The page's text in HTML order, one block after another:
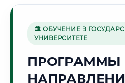
специальности"
Стоимость по программам
Стоимость по программам
🏛 ОБУЧЕНИЕ В
УНИВЕРСИТЕТЕ
ПРОГРАММЫ